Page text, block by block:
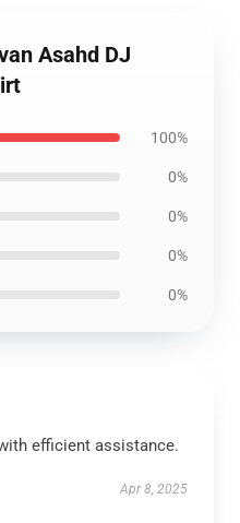
Asahd DJ
100%
0%
0%
0%
0%
efficient assistance.
Apr 8, 2025